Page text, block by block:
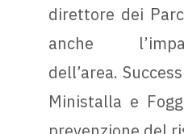
direttore dei
anche
dell’area.
Ministalla e